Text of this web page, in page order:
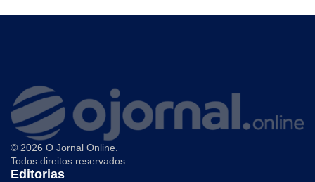
© 2026 O Jornal Online.
Todos direitos reservados.
Editorias